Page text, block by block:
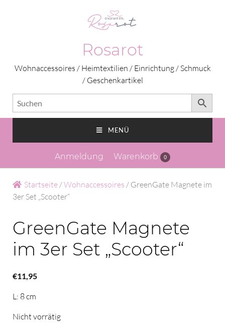
Rosarot
Wohnaccessoires / Heimtextilien / Einrichtung / Schmuck
/ Geschenkartikel
MENÜ
Anmeldung Warenkorb 0
Startseite/Wohnaccessoires / GreenGate Magnete im
3er Set „Scooter“
GreenGate Magnete
im 3er Set „Scooter“
€11,95
L: 8 cm
Nicht vorrätig